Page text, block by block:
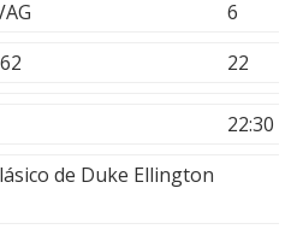
6
22
22:30
de Duke Ellington